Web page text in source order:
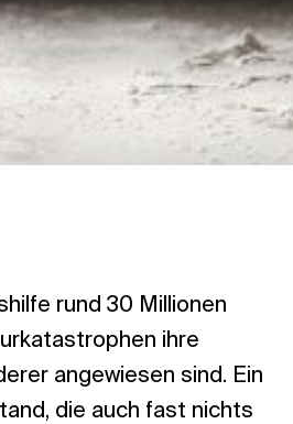
rund 30 Millionen
ihre
angewiesen sind. Ein
die auch fast nichts